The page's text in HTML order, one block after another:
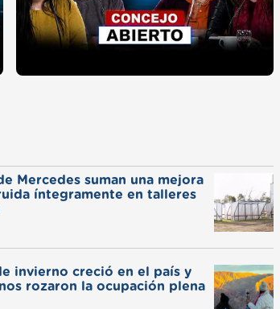
Mercedes suman una mejora
íntegramente en talleres
invierno creció en el país y
rozaron la ocupación plena